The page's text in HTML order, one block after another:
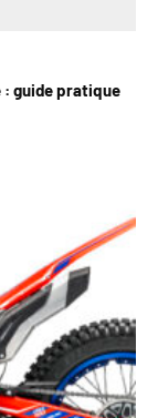
: guide pratique